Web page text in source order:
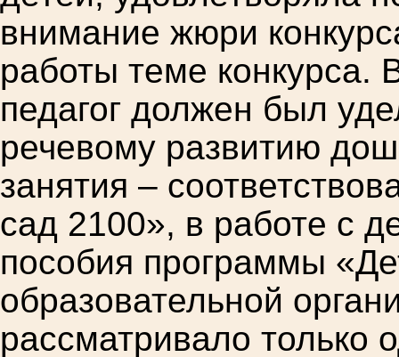
внимание жюри
работы теме
педагог должен был
речевому развитию
занятия –
сад 2100», в работе с
пособия программы
образовательной
рассматривало только